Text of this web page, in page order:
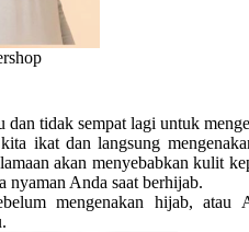
tidak sempat lagi untuk
ikat dan langsung
akan menyebabkan kulit
nyaman Anda saat berhijab.
mengenakan hijab, atau